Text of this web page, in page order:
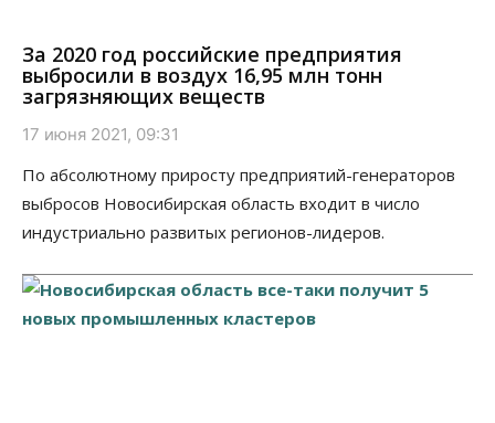
За 2020 год российские предприятия
выбросили в воздух 16,95 млн тонн
загрязняющих веществ
17 июня 2021, 09:31
По абсолютному приросту предприятий-генераторов
выбросов Новосибирская область входит в число
индустриально развитых регионов-лидеров.